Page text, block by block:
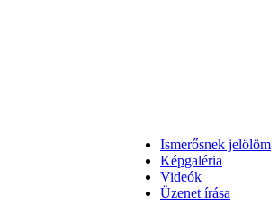
Ismerősnek jelölöm
Képgaléria
Videók
Üzenet írása